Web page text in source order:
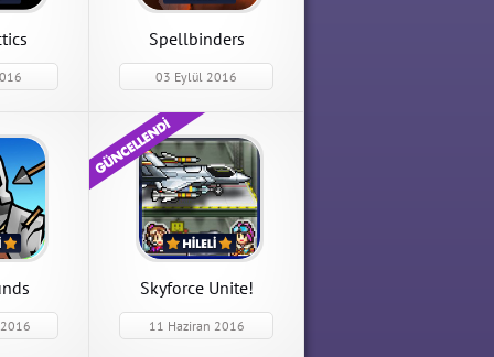
APK İndir
Spellbinders
03 Eylül 2016
Skyforce Unite!
11 Haziran 2016